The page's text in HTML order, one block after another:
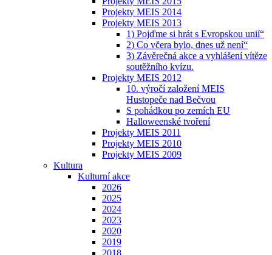
Projekty MEIS 2014
Projekty MEIS 2013
1) Pojďme si hrát s Evropskou unií“
2) Co včera bylo, dnes už není“
3) Závěrečná akce a vyhlášení vítěze
soutěžního kvízu.
Projekty MEIS 2012
10. výročí založení MEIS
Hustopeče nad Bečvou
S pohádkou po zemích EU
Halloweenské tvoření
Projekty MEIS 2011
Projekty MEIS 2010
Projekty MEIS 2009
Kultura
Kulturní akce
2026
2025
2024
2023
2020
2019
2018